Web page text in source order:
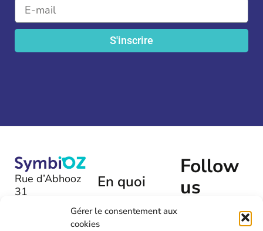
Gérer le consentement aux
cookies
S'inscrire
Rue d’Abhooz
31
En quoi
nous
Follow
us